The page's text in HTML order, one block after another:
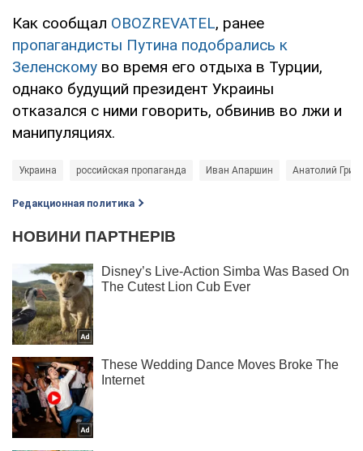
Как сообщал OBOZREVATEL, ранее
пропагандисты Путина подобрались к
Зеленскому во время его отдыха в Турции,
однако будущий президент Украины
отказался с ними говорить, обвинив во лжи и
манипуляциях.
Украина российская пропаганда Иван Апаршин Анатолий
Редакционная политика